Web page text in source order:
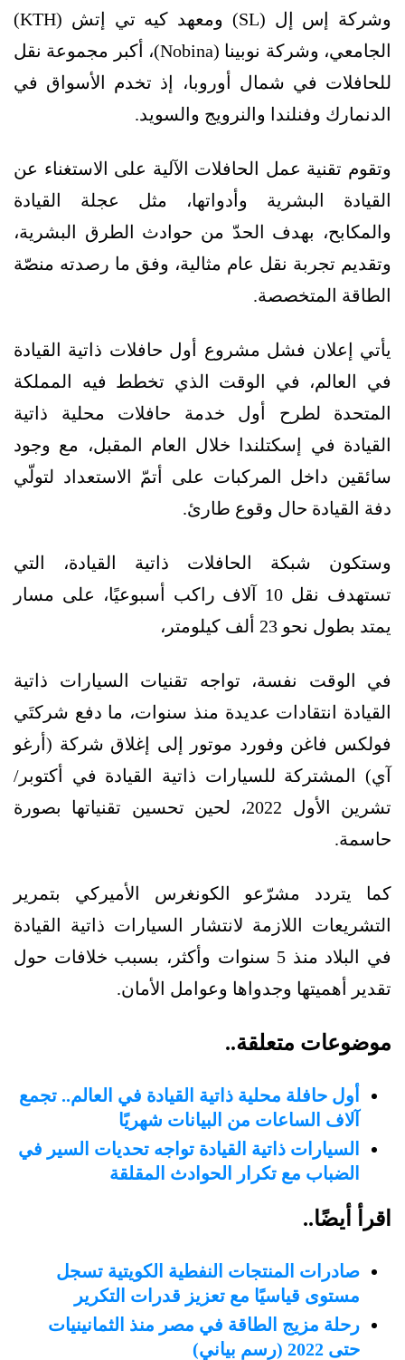
وشركة إس إل (SL) ومعهد كيه تي إتش (KTH)
الجامعي، وشركة نوبينا (Nobina)، أكبر مجموعة نقل
للحافلات في شمال أوروبا، إذ تخدم الأسواق في
الدنمارك وفنلندا والنرويج والسويد.
وتقوم تقنية عمل الحافلات الآلية على الاستغناء عن
القيادة البشرية وأدواتها، مثل عجلة القيادة
والمكابح، بهدف الحدّ من حوادث الطرق البشرية،
وتقديم تجربة نقل عام مثالية، وفق ما رصدته منصّة
الطاقة المتخصصة.
يأتي إعلان فشل مشروع أول حافلات ذاتية القيادة
في العالم، في الوقت الذي تخطط فيه المملكة
المتحدة لطرح أول خدمة حافلات محلية ذاتية
القيادة في إسكتلندا خلال العام المقبل، مع وجود
سائقين داخل المركبات على أتمّ الاستعداد لتولّي
دفة القيادة حال وقوع طارئ.
وستكون شبكة الحافلات ذاتية القيادة، التي
تستهدف نقل 10 آلاف راكب أسبوعيًا، على مسار
يمتد بطول نحو 23 ألف كيلومتر،
في الوقت نفسة، تواجه تقنيات السيارات ذاتية
القيادة انتقادات عديدة منذ سنوات، ما دفع شركتَي
فولكس فاغن وفورد موتور إلى إغلاق شركة (أرغو
آي) المشتركة للسيارات ذاتية القيادة في أكتوبر/
تشرين الأول 2022، لحين تحسين تقنياتها بصورة
حاسمة.
كما يتردد مشرّعو الكونغرس الأميركي بتمرير
التشريعات اللازمة لانتشار السيارات ذاتية القيادة
في البلاد منذ 5 سنوات وأكثر، بسبب خلافات حول
تقدير أهميتها وجدواها وعوامل الأمان.
موضوعات متعلقة..
أول حافلة محلية ذاتية القيادة في العالم.. تجمع
آلاف الساعات من البيانات شهريًا
السيارات ذاتية القيادة تواجه تحديات السير في
الضباب مع تكرار الحوادث المقلقة
اقرأ أيضًا..
صادرات المنتجات النفطية الكويتية تسجل
مستوى قياسيًا مع تعزيز قدرات التكرير
رحلة مزيج الطاقة في مصر منذ الثمانينيات
حتى 2022 (رسم بياني)